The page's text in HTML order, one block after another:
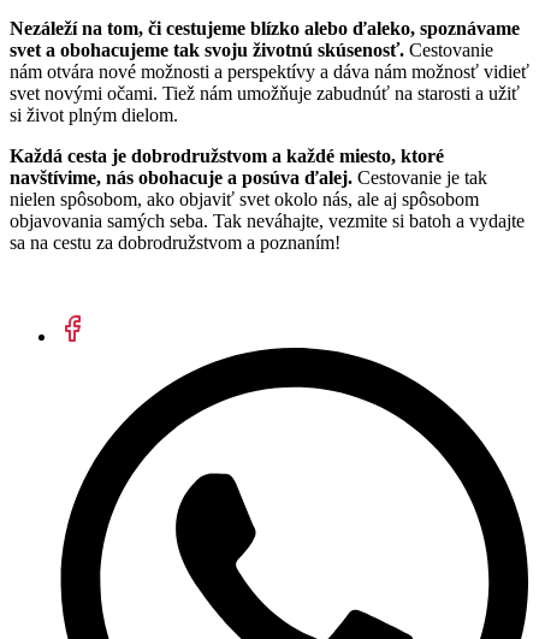
Nezáleží na tom, či cestujeme blízko alebo ďaleko, spoznávame
svet a obohacujeme tak svoju životnú skúsenosť. Cestovanie
nám otvára nové možnosti a perspektívy a dáva nám možnosť vidieť
svet novými očami. Tiež nám umožňuje zabudnúť na starosti a užiť
si život plným dielom.
Každá cesta je dobrodružstvom a každé miesto, ktoré
navštívime, nás obohacuje a posúva ďalej. Cestovanie je tak
nielen spôsobom, ako objaviť svet okolo nás, ale aj spôsobom
objavovania samých seba. Tak neváhajte, vezmite si batoh a vydajte
sa na cestu za dobrodružstvom a poznaním!